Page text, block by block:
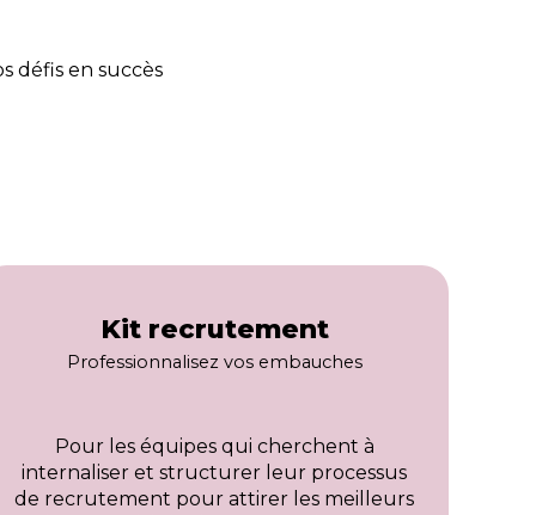
défis en succès
Kit recrutement
Professionnalisez vos embauches
Pour les équipes qui cherchent à
internaliser et structurer leur processus
de recrutement pour attirer les meilleurs